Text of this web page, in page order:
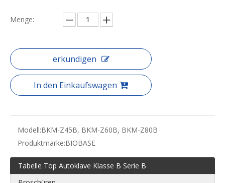
Menge:
erkundigen
In den Einkaufswagen
Modell:BKM-Z45B, BKM-Z60B, BKM-Z80B
Produktmarke:BIOBASE
Tabelle Top Autoklave Klasse B Serie B